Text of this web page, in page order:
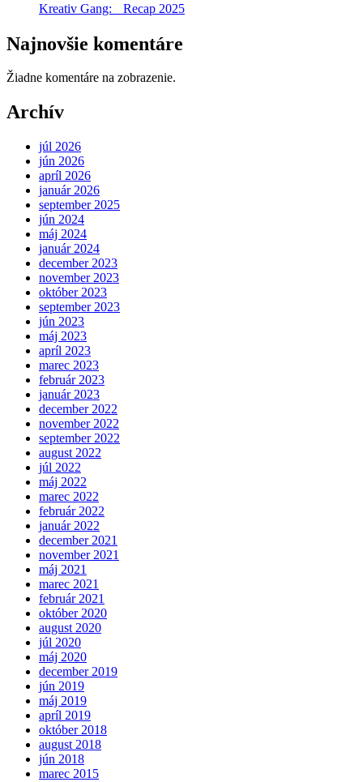
Kreativ Gang: Recap 2025
Najnovšie komentáre
Žiadne komentáre na zobrazenie.
Archív
júl 2026
jún 2026
apríl 2026
január 2026
september 2025
jún 2024
máj 2024
január 2024
december 2023
november 2023
október 2023
september 2023
jún 2023
máj 2023
apríl 2023
marec 2023
február 2023
január 2023
december 2022
november 2022
september 2022
august 2022
júl 2022
máj 2022
marec 2022
február 2022
január 2022
december 2021
november 2021
máj 2021
marec 2021
február 2021
október 2020
august 2020
júl 2020
máj 2020
december 2019
jún 2019
máj 2019
apríl 2019
október 2018
august 2018
jún 2018
marec 2015